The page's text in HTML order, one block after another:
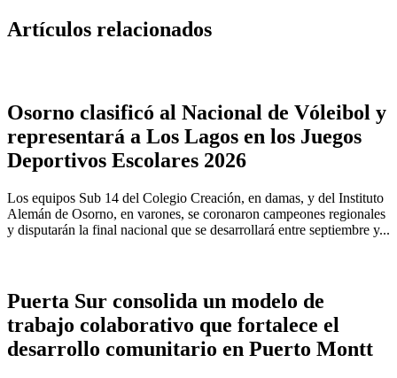
Artículos relacionados
Osorno clasificó al Nacional de Vóleibol y
representará a Los Lagos en los Juegos
Deportivos Escolares 2026
Los equipos Sub 14 del Colegio Creación, en damas, y del Instituto
Alemán de Osorno, en varones, se coronaron campeones regionales
y disputarán la final nacional que se desarrollará entre septiembre y...
Puerta Sur consolida un modelo de
trabajo colaborativo que fortalece el
desarrollo comunitario en Puerto Montt